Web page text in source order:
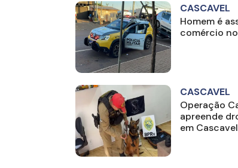
CASCAVEL
Homem é
comércio
CASCAVEL
Operação
apreende
em Cascavel